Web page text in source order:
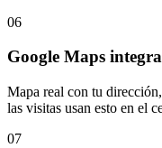
06
Google Maps
Mapa real con tu
las visitas usan esto en el
07